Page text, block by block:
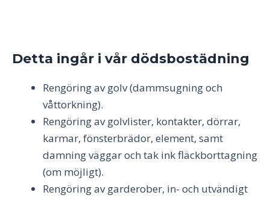
Detta ingår i vår dödsbostädning
Rengöring av golv (dammsugning och
våttorkning).
Rengöring av golvlister, kontakter, dörrar,
karmar, fönsterbrädor, element, samt
damning väggar och tak ink fläckborttagning
(om möjligt).
Rengöring av garderober, in- och utvändigt